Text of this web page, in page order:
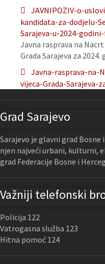
JAVNIPOZIV-o-
kandidata-za-dodjelu-
Sarajeva-u-2024-
Javna rasprava na
Grada Sarajeva za 2024.
Javna-rasprava-na-
vijeca-Grada-Sarajeva-
Grad Sarajevo
Sarajevo je glavni grad
njen najveći urbani, kulturni,
grad Federacije Bosne i
Važniji telefonski
Policija 122
Vatrogasna služba 123
Hitna pomoć 124